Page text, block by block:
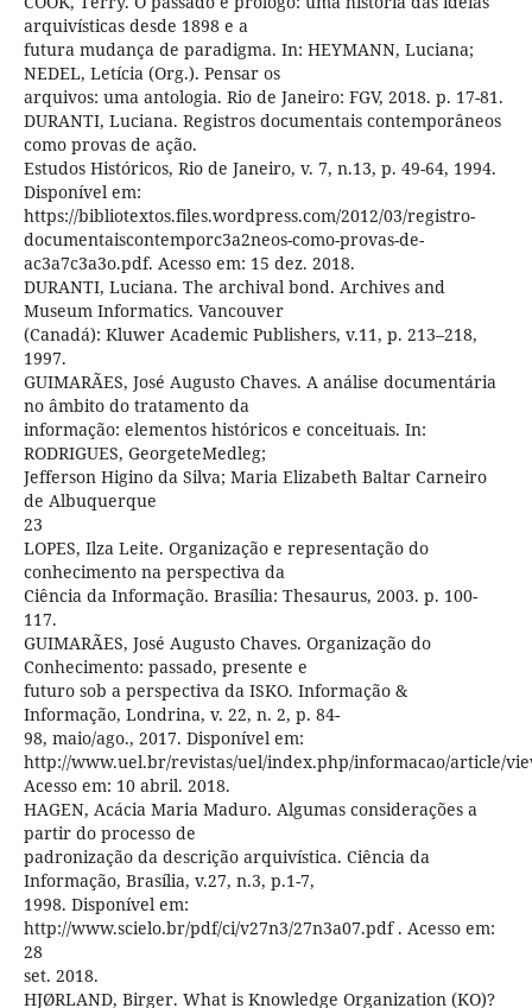
arquivísticas desde 1898 e a
futura mudança de paradigma. In: HEYMANN, Luciana;
NEDEL, Letícia (Org.). Pensar os
arquivos: uma antologia. Rio de Janeiro: FGV, 2018. p. 17-81.
DURANTI, Luciana. Registros documentais contemporâneos
como provas de ação.
Estudos Históricos, Rio de Janeiro, v. 7, n.13, p. 49-64, 1994.
Disponível em:
https://bibliotextos.files.wordpress.com/2012/03/registro-
documentaiscontemporc3a2neos-como-provas-de-
ac3a7c3a3o.pdf. Acesso em: 15 dez. 2018.
DURANTI, Luciana. The archival bond. Archives and
Museum Informatics. Vancouver
(Canadá): Kluwer Academic Publishers, v.11, p. 213–218,
1997.
GUIMARÃES, José Augusto Chaves. A análise documentária
no âmbito do tratamento da
informação: elementos históricos e conceituais. In:
RODRIGUES, GeorgeteMedleg;
Jefferson Higino da Silva; Maria Elizabeth Baltar Carneiro
de Albuquerque
23
LOPES, Ilza Leite. Organização e representação do
conhecimento na perspectiva da
Ciência da Informação. Brasília: Thesaurus, 2003. p. 100-
117.
GUIMARÃES, José Augusto Chaves. Organização do
Conhecimento: passado, presente e
futuro sob a perspectiva da ISKO. Informação &
Informação, Londrina, v. 22, n. 2, p. 84-
98, maio/ago., 2017. Disponível em:
http://www.uel.br/revistas/uel/index.php/informacao/article/
Acesso em: 10 abril. 2018.
HAGEN, Acácia Maria Maduro. Algumas considerações a
partir do processo de
padronização da descrição arquivística. Ciência da
Informação, Brasília, v.27, n.3, p.1-7,
1998. Disponível em:
http://www.scielo.br/pdf/ci/v27n3/27n3a07.pdf . Acesso em:
28
set. 2018.
HJØRLAND, Birger. What is Knowledge Organization (KO)?